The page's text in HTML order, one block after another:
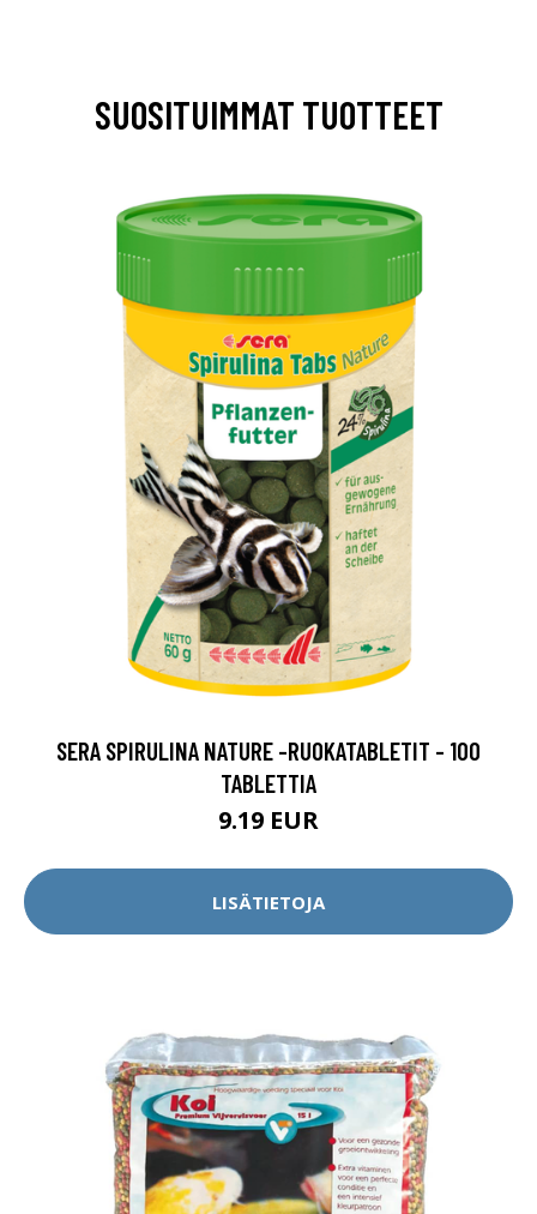
SUOSITUIMMAT TUOTTEET
SERA SPIRULINA NATURE -RUOKATABLETIT - 100
TABLETTIA
9.19 EUR
LISÄTIETOJA